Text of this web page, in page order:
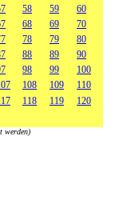
58 59
60
68 69
70
78 79
80
88 89
90
98 99
100
108 109
110
118 119
120
werden)